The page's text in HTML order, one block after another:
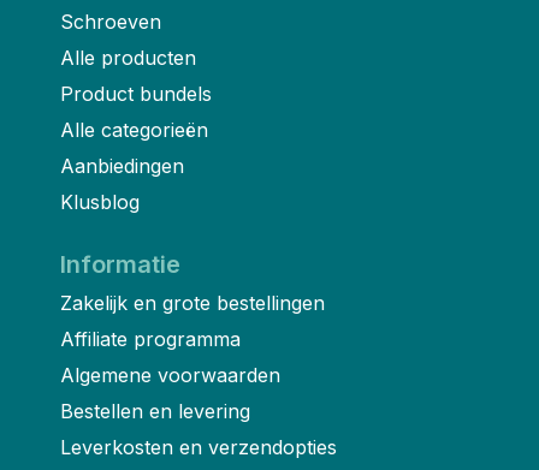
Schroeven
Alle producten
Product bundels
Alle categorieën
Aanbiedingen
Klusblog
Informatie
Zakelijk en grote bestellingen
Affiliate programma
Algemene voorwaarden
Bestellen en levering
Leverkosten en verzendopties